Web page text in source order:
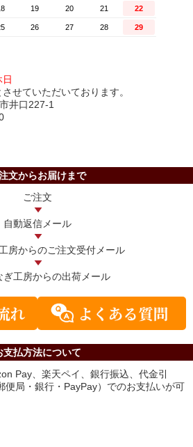
せていただいております。
井口227-1
文からお届けまで
ご注文
自動返信メール
房からのご注文受付メール
ぎ工房からの出荷メール
支払方法について
Pay、楽天ペイ、銀行振込、代金引
便局・銀行・PayPay）でのお支払いが可